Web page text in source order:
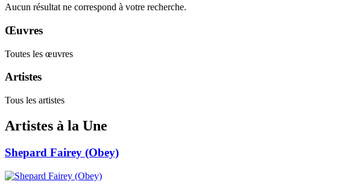
Aucun résultat ne correspond à votre recherche.
Œuvres
Toutes les œuvres
Artistes
Tous les artistes
Artistes à la Une
Shepard Fairey (Obey)